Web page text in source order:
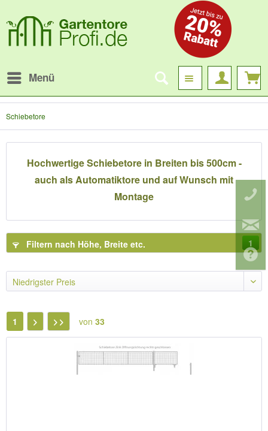
Menü
Schiebetore
Hochwertige Schiebetore in Breiten bis 500cm -
auch als Automatiktore und auf Wunsch mit
Montage
Filtern nach Höhe, Breite etc. 1
1 von 33